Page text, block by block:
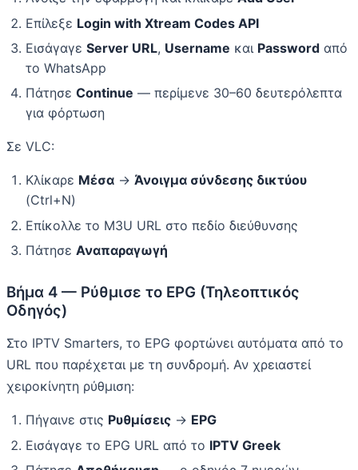
Επίλεξε Login with Xtream Codes API
Εισάγαγε Server URL, Username και Password από
το WhatsApp
Πάτησε Continue — περίμενε 30–60 δευτερόλεπτα
για φόρτωση
Σε VLC:
Κλίκαρε Μέσα → Άνοιγμα σύνδεσης δικτύου
(Ctrl+N)
Επίκολλε το M3U URL στο πεδίο διεύθυνσης
Πάτησε Αναπαραγωγή
Βήμα 4 — Ρύθμισε το EPG (Τηλεοπτικός
Οδηγός)
Στο IPTV Smarters, το EPG φορτώνει αυτόματα από το
URL που παρέχεται με τη συνδρομή. Αν χρειαστεί
χειροκίνητη ρύθμιση:
Πήγαινε στις Ρυθμίσεις → EPG
Εισάγαγε το EPG URL από το IPTV Greek